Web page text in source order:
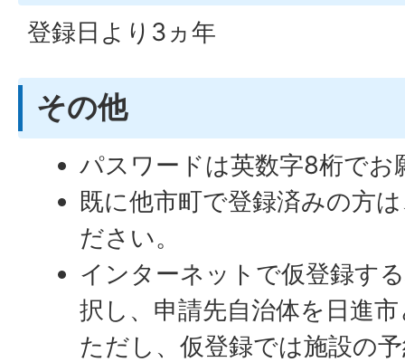
登録日より3ヵ年
その他
パスワードは英数字8桁でお
既に他市町で登録済みの方
ださい。
インターネットで仮登録す
択し、申請先自治体を日進
ただし、仮登録では施設の